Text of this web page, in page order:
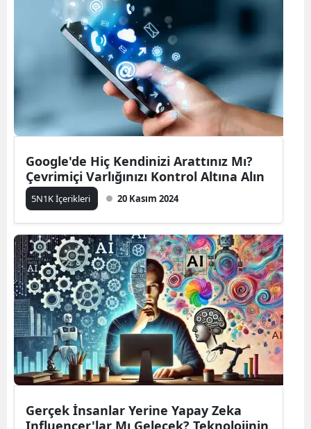
Google'de Hiç Kendinizi Arattınız Mı?
Çevrimiçi Varlığınızı Kontrol Altına Alın
5N1K İçerikleri 20 Kasım 2024
Gerçek İnsanlar Yerine Yapay Zeka
Influencer'lar Mı Gelecek? Teknolojinin